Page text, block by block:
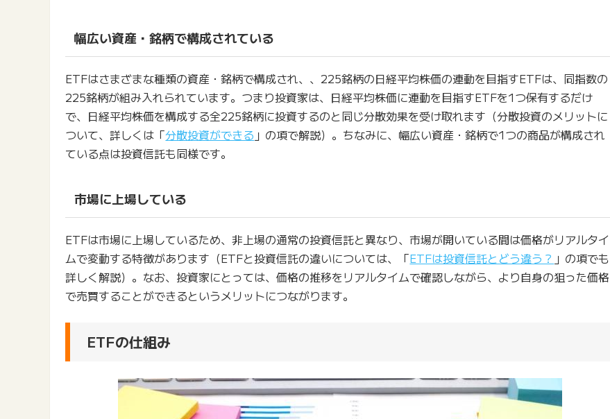
幅広い資産・銘柄で構成されている
ETFはさまざまな種類の資産・銘柄で構成され、、225銘柄の日経平均株価の連動を目指すETFは、同指数の
225銘柄が組み入れられています。つまり投資家は、日経平均株価に連動を目指すETFを1つ保有するだけ
で、日経平均株価を構成する全225銘柄に投資するのと同じ分散効果を受け取れます（分散投資のメリットに
ついて、詳しくは「分散投資ができる 」の項で解説）。ちなみに、幅広い資産・銘柄で1つの商品が構成され
ている点は投資信託も同様です。
市場に上場している
ETFは市場に上場しているため、非上場の通常の投資信託と異なり、市場が開いている間は価格がリアルタイ
ムで変動する特徴があります（ETFと投資信託の違いについては、「ETFは投資信託とどう違う？ 」の項でも
詳しく解説）。なお、投資家にとっては、価格の推移をリアルタイムで確認しながら、より自身の狙った価格
で売買することができるというメリットにつながります。
ETFの仕組み